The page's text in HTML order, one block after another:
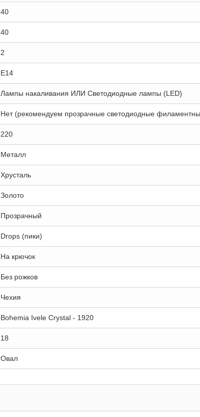
40
40
2
E14
Лампы накаливания ИЛИ Светодиодные лампы (LED)
Нет (рекомендуем прозрачные светодиодные
220
Металл
Хрусталь
Золото
Прозрачный
Drops (пики)
На крючок
Без рожков
Чехия
Bohemia Ivele Crystal - 1920
18
Овал